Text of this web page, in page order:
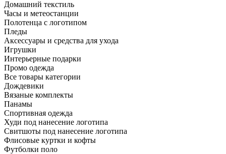
Домашний текстиль
Часы и метеостанции
Полотенца с логотипом
Пледы
Аксессуары и средства для ухода
Игрушки
Интерьерные подарки
Промо одежда
Все товары категории
Дождевики
Вязаные комплекты
Панамы
Спортивная одежда
Худи под нанесение логотипа
Свитшоты под нанесение логотипа
Флисовые куртки и кофты
Футболки поло